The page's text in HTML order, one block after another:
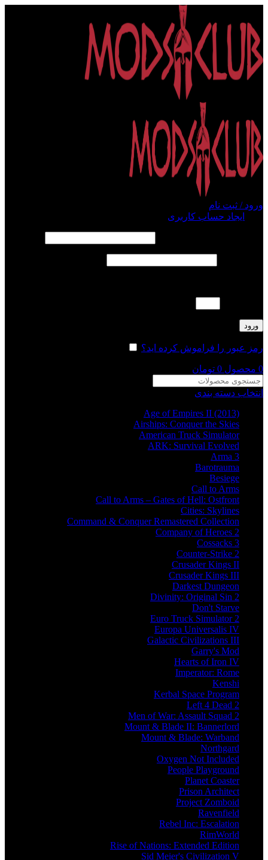
ورود / ثبت نام
ایجاد حساب کاربری
ورود
رمز عبور را فراموش کرده اید؟
0 محصول 0 تومان
انتخاب دسته بندی
Age of Empires II (2013)
Airships: Conquer the Skies
American Truck Simulator
ARK: Survival Evolved
Arma 3
Barotrauma
Besiege
Call to Arms
Call to Arms – Gates of Hell: Ostfront
Cities: Skylines
Command & Conquer Remastered Collection
Company of Heroes 2
Cossacks 3
Counter-Strike 2
Crusader Kings II
Crusader Kings III
Darkest Dungeon
Divinity: Original Sin 2
Don't Starve
Euro Truck Simulator 2
Europa Universalis IV
Galactic Civilizations III
Garry's Mod
Hearts of Iron IV
Imperator: Rome
Kenshi
Kerbal Space Program
Left 4 Dead 2
Men of War: Assault Squad 2
Mount & Blade II: Bannerlord
Mount & Blade: Warband
Northgard
Oxygen Not Included
People Playground
Planet Coaster
Prison Architect
Project Zomboid
Ravenfield
Rebel Inc: Escalation
RimWorld
Rise of Nations: Extended Edition
Sid Meier's Civilization V